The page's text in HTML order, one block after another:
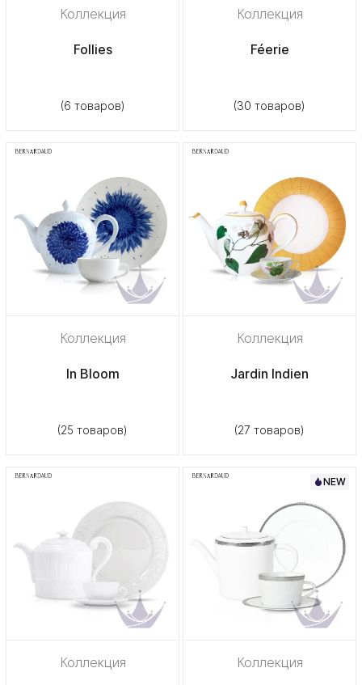
Коллекция
Follies
(6 товаров)
Коллекция
Féerie
(30 товаров)
Коллекция
In Bloom
(25 товаров)
Коллекция
Jardin Indien
(27 товаров)
Коллекция
NEW
Коллекция